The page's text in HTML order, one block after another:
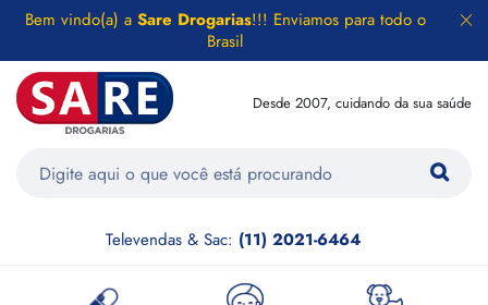
Bem vindo(a) a Sare Drogarias!!! Enviamos para todo o
Brasil
Desde 2007, cuidando da sua saúde
Televendas & Sac: (11) 2021-6464